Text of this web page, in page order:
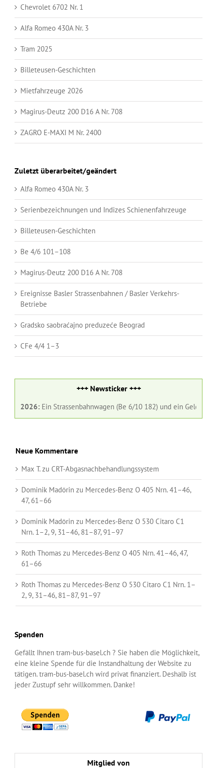
Chevrolet 6702 Nr. 1
Alfa Romeo 430A Nr. 3
Tram 2025
Billeteusen-Geschichten
Mietfahrzeuge 2026
Magirus-Deutz 200 D16 A Nr. 708
ZAGRO E-MAXI M Nr. 2400
Zuletzt überarbeitet/geändert
Alfa Romeo 430A Nr. 3
Serienbezeichnungen und Indizes Schienenfahrzeuge
Billeteusen-Geschichten
Be 4/6 101–108
Magirus-Deutz 200 D16 A Nr. 708
Ereignisse Basler Strassenbahnen / Basler Verkehrs-
Betriebe
Gradsko saobraćajno preduzeće Beograd
CFe 4/4 1–3
+++ Newsticker +++
Ein Strassenbahnwagen (Be 6/10 182) und ein Gelenkbus (Nr.
Neue Kommentare
Max T.zu CRT-Abgasnachbehandlungssystem
Dominik Madörin zu Mercedes-Benz O 405 Nrn. 41–46,
47, 61–66
Dominik Madörin zu Mercedes-Benz O 530 Citaro C1
Nrn. 1–2, 9, 31–46, 81–87, 91–97
Roth Thomas zu Mercedes-Benz O 405 Nrn. 41–46, 47,
61–66
Roth Thomas zu Mercedes-Benz O 530 Citaro C1 Nrn. 1–
2, 9, 31–46, 81–87, 91–97
Spenden
Gefällt Ihnen tram-bus-basel.ch ? Sie haben die Möglichkeit,
eine kleine Spende für die Instandhaltung der Website zu
tätigen. tram-bus-basel.ch wird privat finanziert. Deshalb ist
jeder Zustupf sehr willkommen. Danke!
Mitglied von